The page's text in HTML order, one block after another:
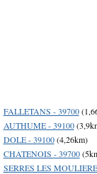
FALLETANS - 39700
AUTHUME - 39100
DOLE - 39100(4,26km)
CHATENOIS - 39700
SERRES LES